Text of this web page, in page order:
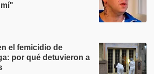
el femicidio de
por qué detuvieron a